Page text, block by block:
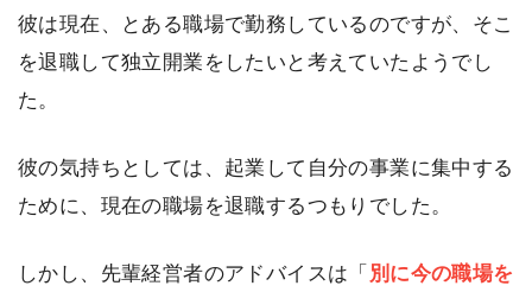
彼は現在、とある職場で勤務しているのですが、そこ
を退職して独立開業をしたいと考えていたようでし
た。
彼の気持ちとしては、起業して自分の事業に集中する
ために、現在の職場を退職するつもりでした。
しかし、先輩経営者のアドバイスは「 別に今の職場を